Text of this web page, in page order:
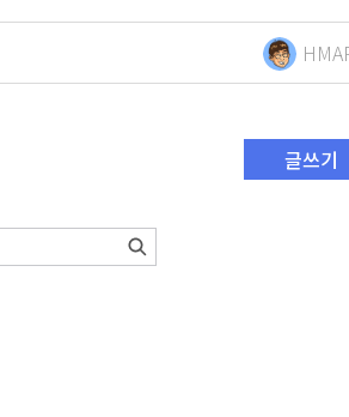
글쓰기